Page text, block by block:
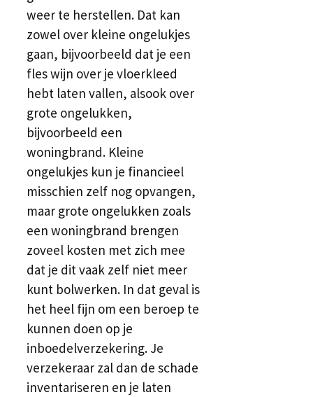
weer te herstellen. Dat kan
zowel over kleine ongelukjes
gaan, bijvoorbeeld dat je een
fles wijn over je vloerkleed
hebt laten vallen, alsook over
grote ongelukken,
bijvoorbeeld een
woningbrand. Kleine
ongelukjes kun je financieel
misschien zelf nog opvangen,
maar grote ongelukken zoals
een woningbrand brengen
zoveel kosten met zich mee
dat je dit vaak zelf niet meer
kunt bolwerken. In dat geval is
het heel fijn om een beroep te
kunnen doen op je
inboedelverzekering. Je
verzekeraar zal dan de schade
inventariseren en je laten